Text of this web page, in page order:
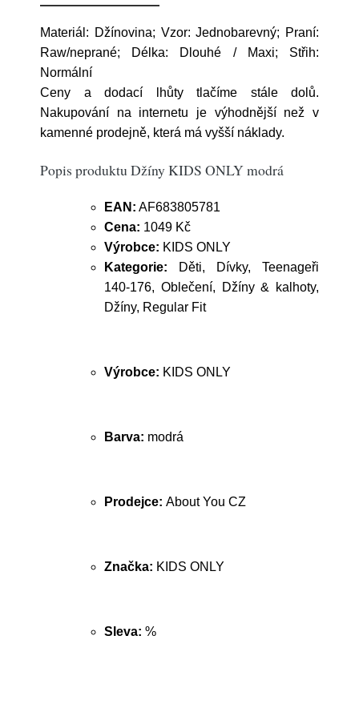
Materiál: Džínovina; Vzor: Jednobarevný; Praní:
Raw/neprané; Délka: Dlouhé / Maxi; Střih:
Normální
Ceny a dodací lhůty tlačíme stále dolů.
Nakupování na internetu je výhodnější než v
kamenné prodejně, která má vyšší náklady.
Popis produktu Džíny KIDS ONLY modrá
EAN: AF683805781
Cena: 1049 Kč
Výrobce: KIDS ONLY
Kategorie: Děti, Dívky, Teenageři
140-176, Oblečení, Džíny & kalhoty,
Džíny, Regular Fit
Výrobce: KIDS ONLY
Barva: modrá
Prodejce: About You CZ
Značka: KIDS ONLY
Sleva: %